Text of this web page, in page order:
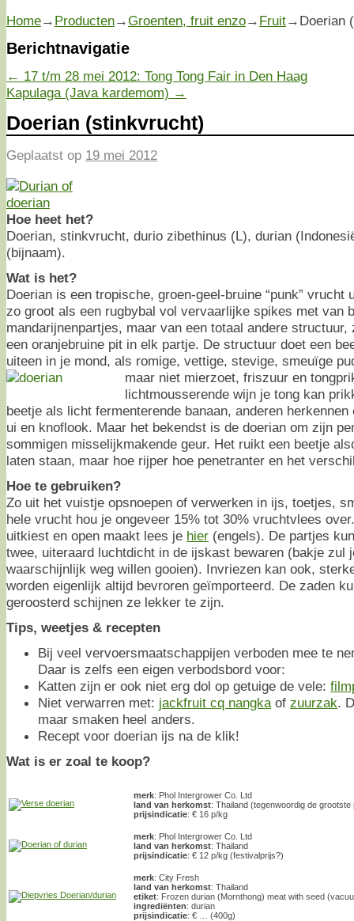
Home→ Producten→Groenten, fruit enzo→ Fruit→ Doerian
Berichtnavigatie
← 17 t/m 28 mei 2012: Tong Tong Fair in Den Haag
Kapulaga (Java kardemom) →
Doerian (stinkvrucht)
Geplaatst op 19 mei 2012
Hoe heet het?
Doerian, stinkvrucht, durio zibethinus (L), durian
(bijnaam).
Wat is het?
Doerian is een tropische, groen-geel-bruine “punk” vrucht
zo groot als een rugbybal vol vervaarlijke spikes met van
mandarijnenpartjes, maar van een totaal andere
een oranjebruine pit in elk partje. De structuur doet een
uiteen in je mond, als romige, vettige, stevige, smeuïge
maar niet mierzoet, friszuur en
lichtmousserende wijn je tong kan
beetje als licht fermenterende banaan, anderen
ui en knoflook. Maar het bekendst is de doerian om zijn
sommigen misselijkmakende geur. Het ruikt een beetje
laten staan, maar hoe rijper hoe penetranter en het
Hoe te gebruiken?
Zo uit het vuistje opsnoepen of verwerken in ijs, toetjes,
hele vrucht hou je ongeveer 15% tot 30% vruchtvlees
uitkiest en open maakt lees je hier (engels). De partjes
twee, uiteraard luchtdicht in de ijskast bewaren (bakje zul
waarschijnlijk weg willen gooien). Invriezen kan ook,
worden eigenlijk altijd bevroren geïmporteerd. De zaden
geroosterd schijnen ze lekker te zijn.
Tips, weetjes & recepten
Bij veel vervoersmaatschappijen verboden mee te
Daar is zelfs een eigen verbodsbord voor:
Katten zijn er ook niet erg dol op getuige de vele:
Niet verwarren met: jackfruit cq nangka of zuurzak.
maar smaken heel anders.
Recept voor doerian ijs na de klik!
Wat is er zoal te koop?
merk: Phol Intergrower Co. Ltd
land van herkomst: Thailand (tegenwoordig de
prijsindicatie: € 16 p/kg
merk: Phol Intergrower Co. Ltd
land van herkomst: Thailand
prijsindicatie: € 12 p/kg (festivalprijs?)
merk: City Fresh
land van herkomst: Thailand
etiket: Frozen durian (Mornthong) meat with seed
ingrediënten: durian
prijsindicatie: € … (400g)